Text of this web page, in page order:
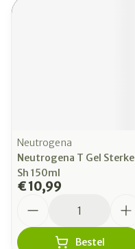
Neutrogena
Neutrogena T Gel Sterke
Sh 150ml
€ 10,99
Bestel